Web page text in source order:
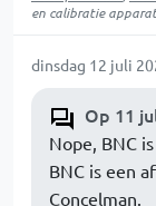
en calibratie
dinsdag 12 juli
Op 11
Nope, BNC
BNC is een
Concelman.